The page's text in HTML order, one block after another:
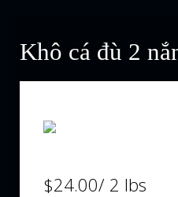
Khô cá đù 2
$24.00/ 2 lbs